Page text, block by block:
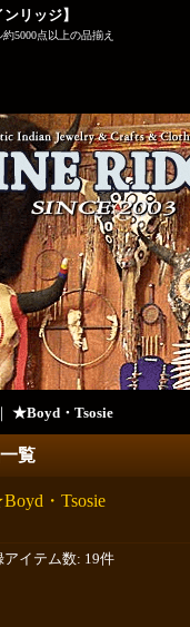
リッジ】
5000点以上の品揃え
｜ ★Boyd・Tsosie
覧
・Tsosie
アイテム数: 19件